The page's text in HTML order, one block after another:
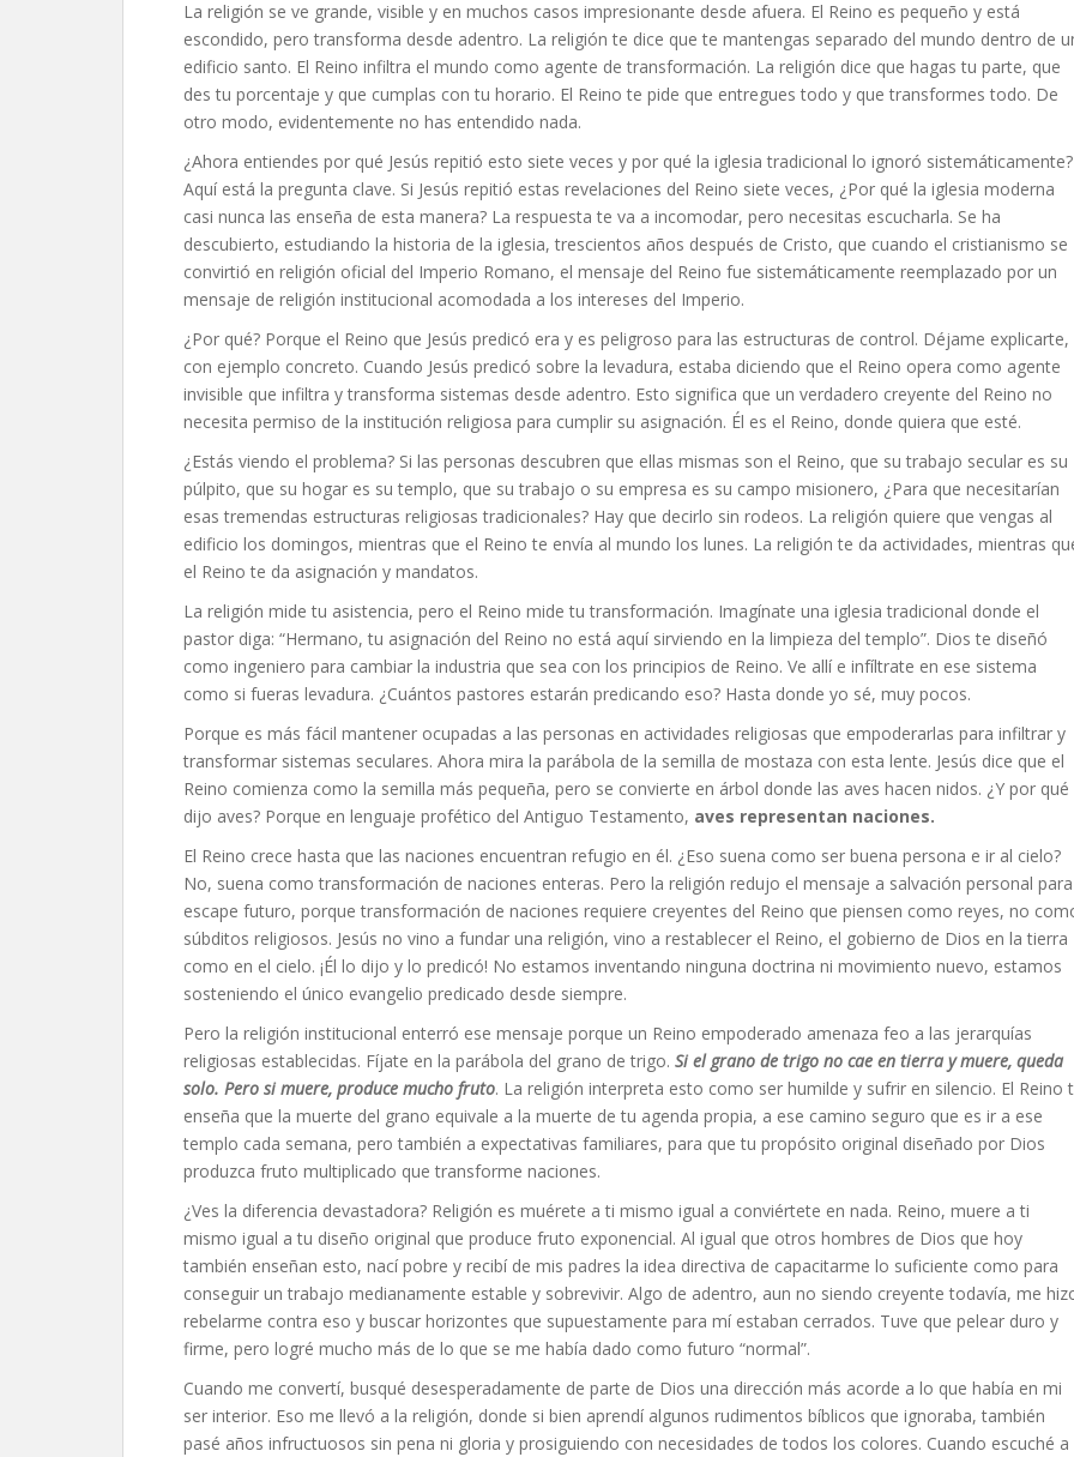
La religión se ve grande, visible y en muchos casos impresionante desde afuera. El Reino es pequeño y está
escondido, pero transforma desde adentro. La religión te dice que te mantengas separado del mundo dentro de
edificio santo. El Reino infiltra el mundo como agente de transformación. La religión dice que hagas tu parte, que
des tu porcentaje y que cumplas con tu horario. El Reino te pide que entregues todo y que transformes todo. De
otro modo, evidentemente no has entendido nada.
¿Ahora entiendes por qué Jesús repitió esto siete veces y por qué la iglesia tradicional lo ignoró sistemáticamente?
Aquí está la pregunta clave. Si Jesús repitió estas revelaciones del Reino siete veces, ¿Por qué la iglesia moderna
casi nunca las enseña de esta manera? La respuesta te va a incomodar, pero necesitas escucharla. Se ha
descubierto, estudiando la historia de la iglesia, trescientos años después de Cristo, que cuando el cristianismo se
convirtió en religión oficial del Imperio Romano, el mensaje del Reino fue sistemáticamente reemplazado por un
mensaje de religión institucional acomodada a los intereses del Imperio.
¿Por qué? Porque el Reino que Jesús predicó era y es peligroso para las estructuras de control. Déjame explicarte,
con ejemplo concreto. Cuando Jesús predicó sobre la levadura, estaba diciendo que el Reino opera como agente
invisible que infiltra y transforma sistemas desde adentro. Esto significa que un verdadero creyente del Reino no
necesita permiso de la institución religiosa para cumplir su asignación. Él es el Reino, donde quiera que esté.
¿Estás viendo el problema? Si las personas descubren que ellas mismas son el Reino, que su trabajo secular es su
púlpito, que su hogar es su templo, que su trabajo o su empresa es su campo misionero, ¿Para que necesitarían
esas tremendas estructuras religiosas tradicionales? Hay que decirlo sin rodeos. La religión quiere que vengas al
edificio los domingos, mientras que el Reino te envía al mundo los lunes. La religión te da actividades, mientras
el Reino te da asignación y mandatos.
La religión mide tu asistencia, pero el Reino mide tu transformación. Imagínate una iglesia tradicional donde el
pastor diga: “Hermano, tu asignación del Reino no está aquí sirviendo en la limpieza del templo”. Dios te diseñó
como ingeniero para cambiar la industria que sea con los principios de Reino. Ve allí e infíltrate en ese sistema
como si fueras levadura. ¿Cuántos pastores estarán predicando eso? Hasta donde yo sé, muy pocos.
Porque es más fácil mantener ocupadas a las personas en actividades religiosas que empoderarlas para infiltrar y
transformar sistemas seculares. Ahora mira la parábola de la semilla de mostaza con esta lente. Jesús dice que el
Reino comienza como la semilla más pequeña, pero se convierte en árbol donde las aves hacen nidos. ¿Y por qué
dijo aves? Porque en lenguaje profético del Antiguo Testamento, aves representan naciones.
El Reino crece hasta que las naciones encuentran refugio en él. ¿Eso suena como ser buena persona e ir al cielo?
No, suena como transformación de naciones enteras. Pero la religión redujo el mensaje a salvación personal para
escape futuro, porque transformación de naciones requiere creyentes del Reino que piensen como reyes, no
súbditos religiosos. Jesús no vino a fundar una religión, vino a restablecer el Reino, el gobierno de Dios en la tierra
como en el cielo. ¡Él lo dijo y lo predicó! No estamos inventando ninguna doctrina ni movimiento nuevo, estamos
sosteniendo el único evangelio predicado desde siempre.
Pero la religión institucional enterró ese mensaje porque un Reino empoderado amenaza feo a las jerarquías
religiosas establecidas. Fíjate en la parábola del grano de trigo. Si el grano de trigo no cae en tierra y muere, queda
solo. Pero si muere, produce mucho fruto. La religión interpreta esto como ser humilde y sufrir en silencio. El Reino
enseña que la muerte del grano equivale a la muerte de tu agenda propia, a ese camino seguro que es ir a ese
templo cada semana, pero también a expectativas familiares, para que tu propósito original diseñado por Dios
produzca fruto multiplicado que transforme naciones.
¿Ves la diferencia devastadora? Religión es muérete a ti mismo igual a conviértete en nada. Reino, muere a ti
mismo igual a tu diseño original que produce fruto exponencial. Al igual que otros hombres de Dios que hoy
también enseñan esto, nací pobre y recibí de mis padres la idea directiva de capacitarme lo suficiente como para
conseguir un trabajo medianamente estable y sobrevivir. Algo de adentro, aun no siendo creyente todavía, me
rebelarme contra eso y buscar horizontes que supuestamente para mí estaban cerrados. Tuve que pelear duro y
firme, pero logré mucho más de lo que se me había dado como futuro “normal”.
Cuando me convertí, busqué desesperadamente de parte de Dios una dirección más acorde a lo que había en mi
ser interior. Eso me llevó a la religión, donde si bien aprendí algunos rudimentos bíblicos que ignoraba, también
pasé años infructuosos sin pena ni gloria y prosiguiendo con necesidades de todos los colores. Cuando escuché a